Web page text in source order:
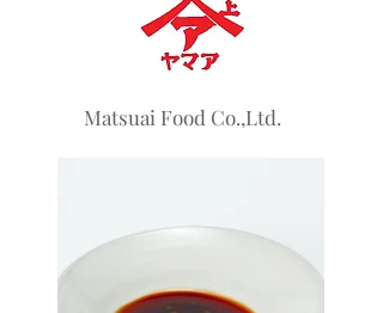
Matsuai Food Co.,Ltd.